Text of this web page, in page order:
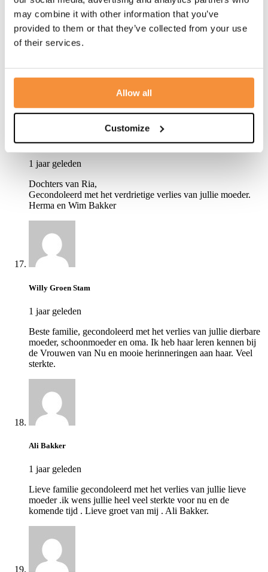
may combine it with other information that you’ve
provided to them or that they’ve collected from your use
of their services.
Allow all
Customize
Fijn dat ze nu weer samen met jullie vader Cees is.
Veel sterkte de komende tijd met dit verlies
Herma en Wim Bakker
1 jaar geleden
Dochters van Ria,
Gecondoleerd met het verdrietige verlies van jullie moeder.
Herma en Wim Bakker
Willy Groen Stam
1 jaar geleden
Beste familie, gecondoleerd met het verlies van jullie dierbare
moeder, schoonmoeder en oma. Ik heb haar leren kennen bij
de Vrouwen van Nu en mooie herinneringen aan haar. Veel
sterkte.
Ali Bakker
1 jaar geleden
Lieve familie gecondoleerd met het verlies van jullie lieve
moeder .ik wens jullie heel veel sterkte voor nu en de
komende tijd . Lieve groet van mij . Ali Bakker.